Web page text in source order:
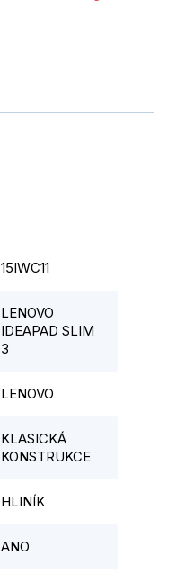
15IWC11
LENOVO
IDEAPAD SLIM
3
LENOVO
KLASICKÁ
KONSTRUKCE
HLINÍK
ANO